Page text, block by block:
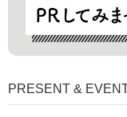
PRESENT &